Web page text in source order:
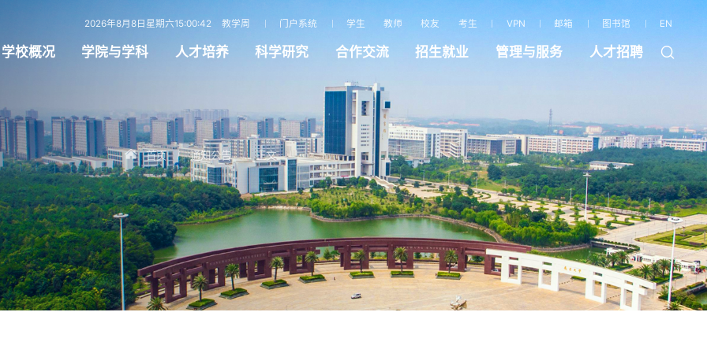
2026年8月8日星期六15:00:43 教学周 门户系统 学生 教师 校友 考生 VPN 邮箱 图书馆 EN
学校概况 学院与学科 人才培养 科学研究 合作交流 招生就业 管理与服务 人才招聘
首页 / 通知公告 / 正文